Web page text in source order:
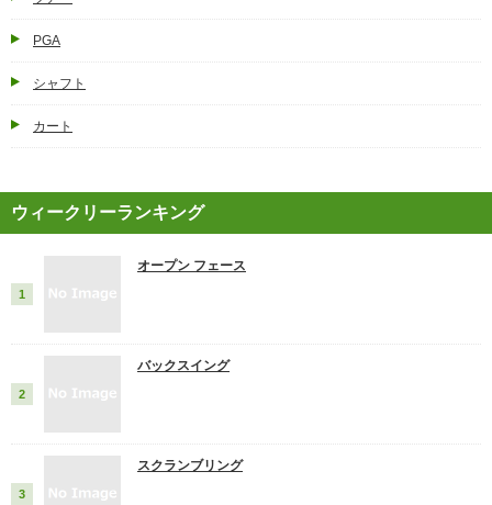
PGA
シャフト
カート
ウィークリーランキング
オープン フェース
バックスイング
スクランブリング